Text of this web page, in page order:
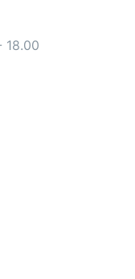
18.00